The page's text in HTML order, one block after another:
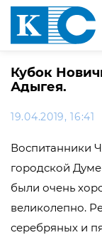
Кубок
Адыгея.
19.04.2019, 16:41
Воспитанники
городской
были очень
великолепно.
серебряных и